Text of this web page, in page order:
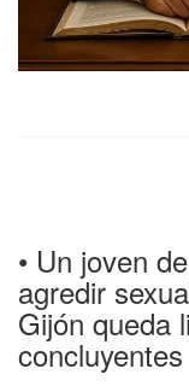
• Un joven
agredir
Gijón queda
concluyentes